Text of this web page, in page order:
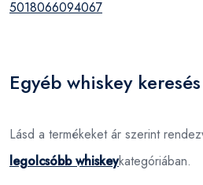
5018066094067
Egyéb whiskey
Lásd a termékeket ár szerint
legolcsóbb whiskeykategóriában.